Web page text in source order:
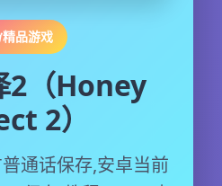
精品游戏
2（Honey
2）
通话保存,安卓当前